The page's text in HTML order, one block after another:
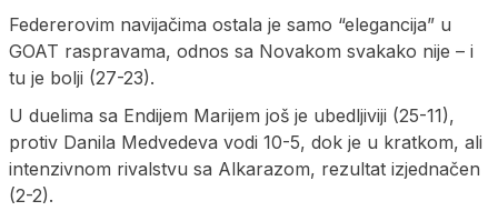
Federerovim navijačima ostala je samo “elegancija” u
GOAT raspravama, odnos sa Novakom svakako nije – i
tu je bolji (27-23).
U duelima sa Endijem Marijem još je ubedljiviji (25-11),
protiv Danila Medvedeva vodi 10-5, dok je u kratkom, ali
intenzivnom rivalstvu sa Alkarazom, rezultat izjednačen
(2-2).